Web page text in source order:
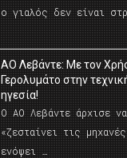
ο γιαλός δεν είναι
ΑΟ Λεβάντε: Με τον
Γερολυμάτο στην
ηγεσία!
Ο ΑΟ Λεβάντε άρχισε να
«ζεσταίνει τις
ενόψει …